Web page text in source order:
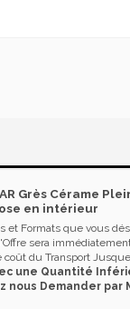
Grès Cérame
en intérieur
et Formats que vous
sera
coût du Transport
une Quantité
nous Demander par